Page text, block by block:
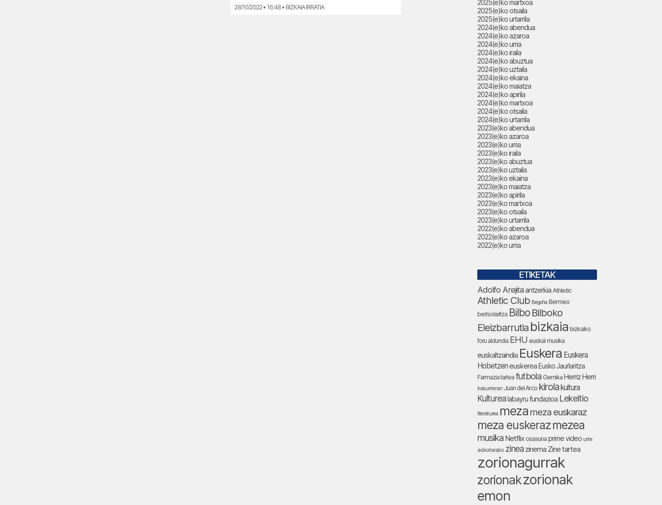
28/10/2022 • 16:48 • BIZKAIA IRRATIA
2025(e)ko martxoa
2025(e)ko otsaila
2025(e)ko urtarrila
2024(e)ko abendua
2024(e)ko azaroa
2024(e)ko urria
2024(e)ko iraila
2024(e)ko abuztua
2024(e)ko uztaila
2024(e)ko ekaina
2024(e)ko maiatza
2024(e)ko apirila
2024(e)ko martxoa
2024(e)ko otsaila
2024(e)ko urtarrila
2023(e)ko abendua
2023(e)ko azaroa
2023(e)ko urria
2023(e)ko iraila
2023(e)ko abuztua
2023(e)ko uztaila
2023(e)ko ekaina
2023(e)ko maiatza
2023(e)ko apirila
2023(e)ko martxoa
2023(e)ko otsaila
2023(e)ko urtarrila
2022(e)ko abendua
2022(e)ko azaroa
2022(e)ko urria
ETIKETAK
Adolfo Arejitaantzerkia Athletic
Athletic Club Begoña Bermeo
bertsolaritza Bilbo Bilboko
Eleizbarrutia bizkaia bizkaiko
foru aldundia EHU euskal musika
euskaltzaindia Euskera Euskera
Hobetzeneuskerea Eusko Jaurlaritza
Farmazia tartea futbola Gernika Herriz Herri
Irakurrieran Juan del Arco kirola kultura
Kulturealabayru fundazioa Lekeitio
literaturea meza meza euskaraz
meza euskerazmezea
musika Netflix osasuna prime video urte
askotarako zinea zinema Zine tartea
zorionagurrak
zorionakzorionak
emon